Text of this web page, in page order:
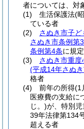
者については、対
(1)
生活保護法(
ている者
(2)
さぬき市子
さぬき市条例第
条例第4条に規
(3)
さぬき市重
(平成14年さぬ
格者
(4)
前年の所得(1
医療費の支給に
じ。)が、特別
39年法律第134
超える者